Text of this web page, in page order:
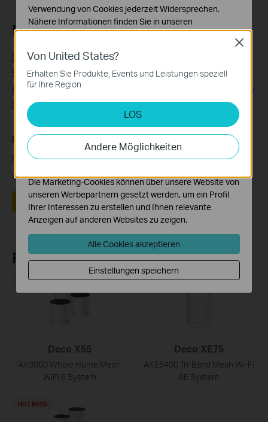
Looking For More
Deco X55: The Most Comprehensive Entry-Level Mesh
WiFi 6 Solution
6 Reasons to Buy the Deco Voice X20 (Even if you already
have a smart speaker)
Finden Sie diese FAQ hilfreich?
Mit Ihrer Rückmeldung tragen Sie dazu bei, dass wir
unsere Webpräsenz verbessern.
Ja Nein
Recommend Products
Deco X55
AX3000 Whole Home Mesh
WiFi 6 System
HOT BUYS
Deco XE75
AXE5400 Tri-Band Mesh Wi-Fi
6E System
HOT BUYS
HOT BUYS
Von United States?
Erhalten Sie Produkte, Events und Leistungen speziell
für Ihre Region
LOS
Andere Möglichkeiten
Close
Verwendung von Cookies jederzeit Widersprechen.
Nähere Informationen finden Sie in unseren
Datenschutzhinweisen.
Notwendige Cookies
erforderlich und können in Ihren Systemen nicht
Analyse- und Marketing-Cookies
Analyse-Cookies ermöglichen es uns, Ihre Aktivitäten
auf unserer Website zu analysieren, um die
Funktionsweise unserer Website zu verbessern und
Die Marketing-Cookies können über unsere Website von
unseren Werbepartnern gesetzt werden, um ein Profil
Ihrer Interessen zu erstellen und Ihnen relevante
Anzeigen auf anderen Websites zu zeigen.
Alle Cookies akzeptieren
Einstellungen speichern